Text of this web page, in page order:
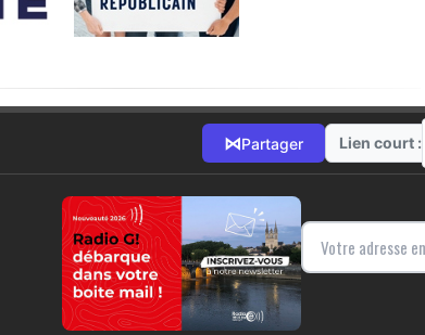
⋈Partager Lien court :